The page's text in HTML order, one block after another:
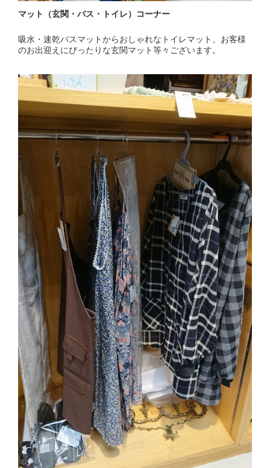
マット（玄関・バス・トイレ）コーナー
吸水・速乾バスマットからおしゃれなトイレマット、お客様
のお出迎えにぴったりな玄関マット等々ございます。